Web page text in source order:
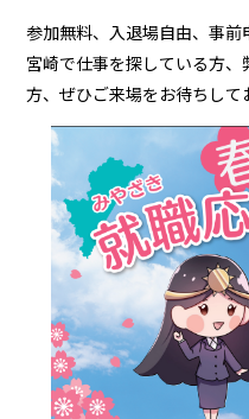
参加無料、入退場自由、事前
宮崎で仕事を探している方
方、ぜひご来場をお待ちして